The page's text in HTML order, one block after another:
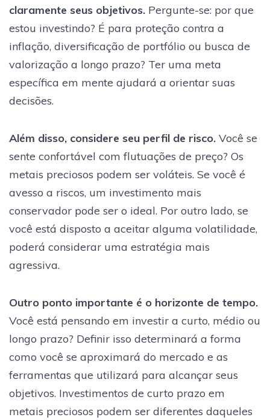
claramente seus objetivos. Pergunte-se: por que
estou investindo? É para proteção contra a
inflação, diversificação de portfólio ou busca de
valorização a longo prazo? Ter uma meta
específica em mente ajudará a orientar suas
decisões.
Além disso, considere seu perfil de risco. Você se
sente confortável com flutuações de preço? Os
metais preciosos podem ser voláteis. Se você é
avesso a riscos, um investimento mais
conservador pode ser o ideal. Por outro lado, se
você está disposto a aceitar alguma volatilidade,
poderá considerar uma estratégia mais
agressiva.
Outro ponto importante é o horizonte de tempo.
Você está pensando em investir a curto, médio ou
longo prazo? Definir isso determinará a forma
como você se aproximará do mercado e as
ferramentas que utilizará para alcançar seus
objetivos. Investimentos de curto prazo em
metais preciosos podem ser diferentes daqueles